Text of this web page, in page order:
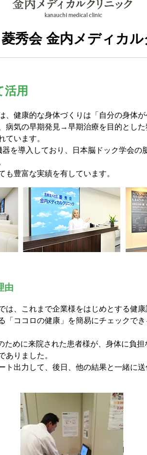
秀会 金内メディカ
活用
、健康的な身体づくりは「自分の身体
病気の早期発見→早期治療を目的とし
ています。
を導入しており、日本脳ドック学会の
も豊富な実績を有しています。
由
は、これまで企業様をはじめとする健
「ココロの健康」を簡易にチェックで
ために来院された患者様が、身体に負
ありました。
ト出力して、後日、他の結果と一緒に